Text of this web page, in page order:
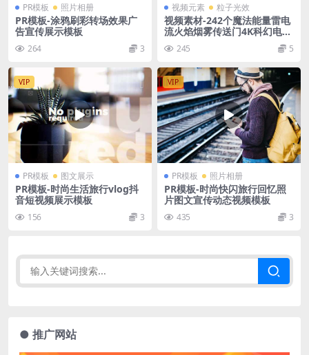
PR模板 照片相册
PR模板-涂鸦刷彩转场效果广
告宣传展示模板
264 3
视频元素 粒子光效
视频素材-242个魔法能量雷电
流火焰烟雾传送门4K科幻电影
技能特效视频 带透明通道
245 5
VIP
PR模板 图文展示
PR模板-时尚生活旅行vlog抖
音短视频展示模板
156 3
VIP
PR模板 照片相册
PR模板-时尚快闪旅行回忆照
片图文宣传动态视频模板
435 3
● 推广网站